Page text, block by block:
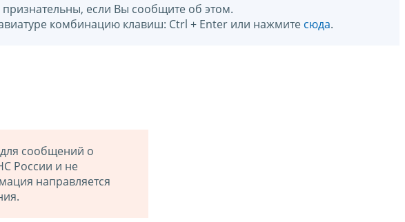
если Вы сообщите об этом.
комбинацию клавиш: Ctrl + Enter или нажмите сюда.
сообщений о
России и не
направляется